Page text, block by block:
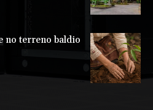
no terreno baldio